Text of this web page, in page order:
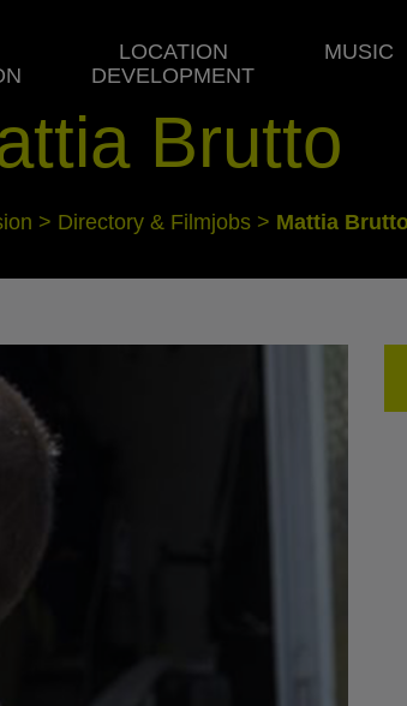
LOCATION
DEVELOPMENT
MUSIC
Brutto
> Directory & Filmjobs > Mattia